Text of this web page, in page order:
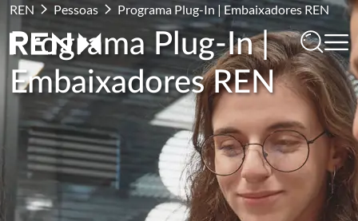
REN Pessoas Programa Plug-In | Embaixadores REN
Programa Plug-In |
Embaixadores REN